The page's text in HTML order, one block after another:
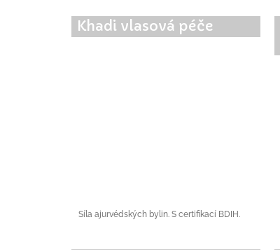
Síla ajurvédských bylin. S certifikací BDIH.
Khadi vlasová péče